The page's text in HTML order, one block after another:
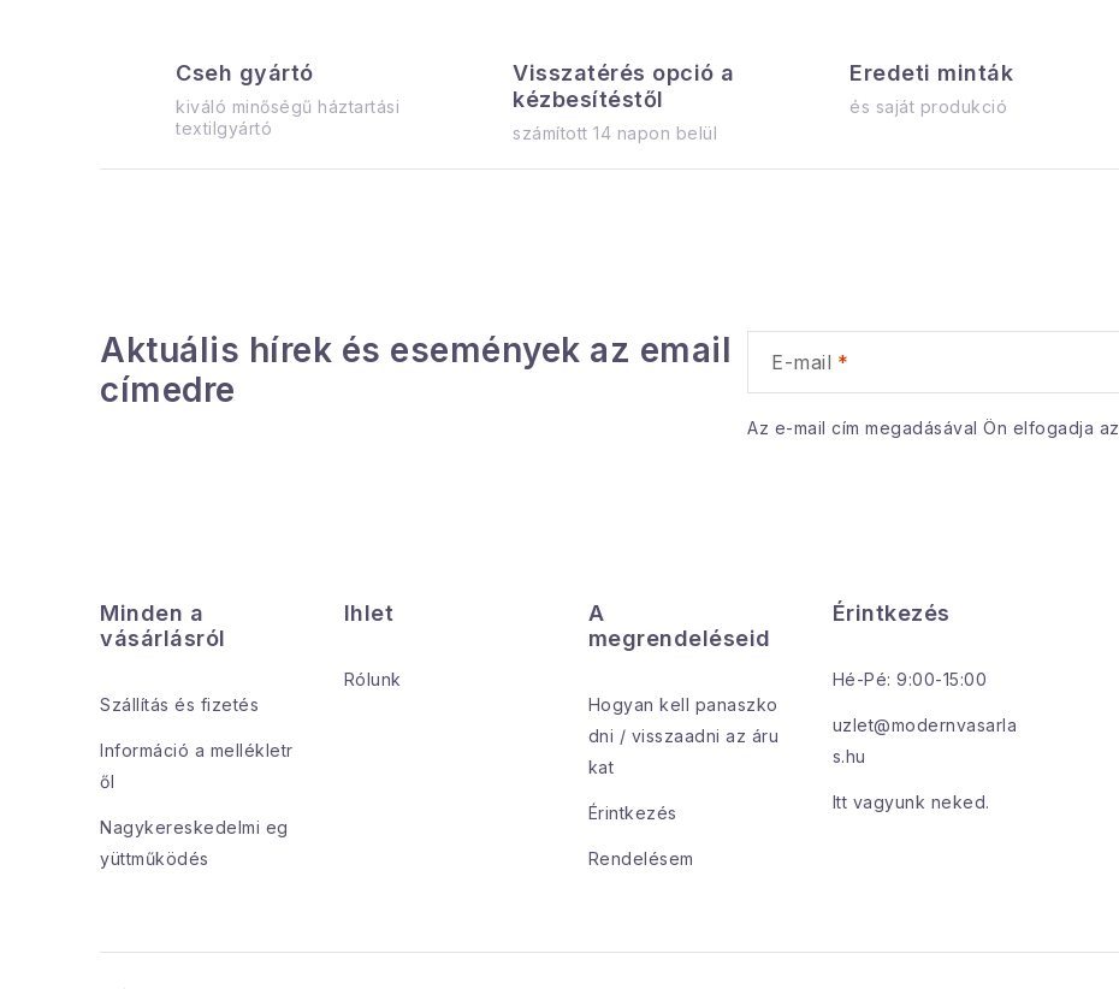
Cseh gyártó
kiváló minőségű háztartási
textilgyártó
Visszatérés opció a
kézbesítéstől
számított 14 napon belül
Eredeti minták
és saját produkció
Aktuális hírek és események az email
címedre
E-mail
Az e-mail cím megadásával Ön elfogadja az
Minden a
vásárlásról
Szállítás és fizetés
Információ a mellékletr
ől
Nagykereskedelmi eg
yüttműködés
Ihlet
Rólunk
A
megrendeléseid
Hogyan kell panaszko
dni / visszaadni az áru
kat
Érintkezés
Rendelésem
Érintkezés
Hé-Pé: 9:00-15:00
uzlet@modernvasarla
s.hu
Itt vagyunk neked.